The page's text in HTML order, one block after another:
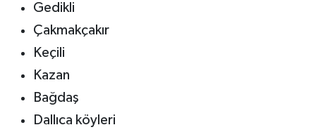
Gedikli
Çakmakçakır
Keçili
Kazan
Bağdaş
Dallıca köyleri